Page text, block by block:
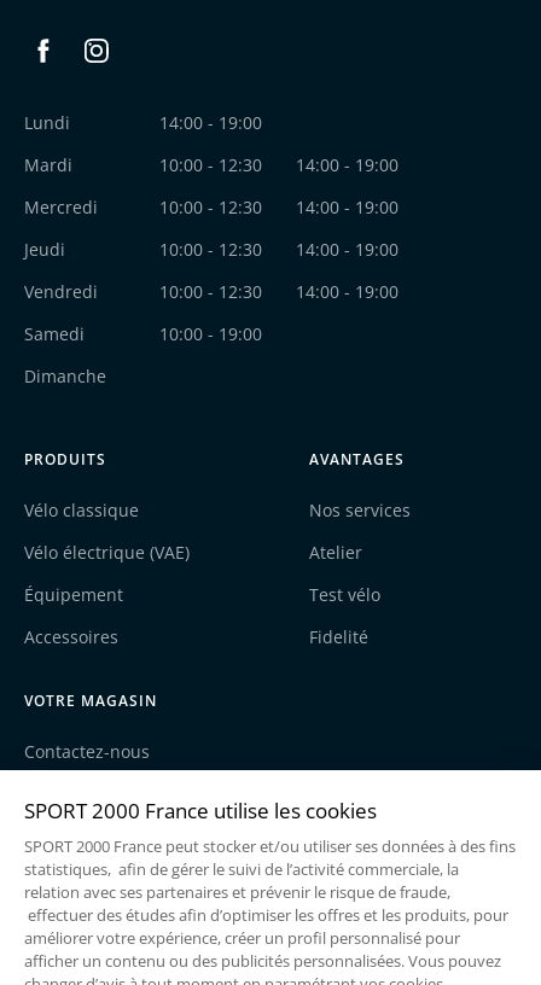
Lundi
14:00 - 19:00
Mardi
10:00 - 12:30
14:00 - 19:00
Mercredi
10:00 - 12:30
14:00 - 19:00
Jeudi
10:00 - 12:30
14:00 - 19:00
Vendredi
10:00 - 12:30
14:00 - 19:00
Samedi
10:00 - 19:00
Dimanche
PRODUITS
Vélo classique
Vélo électrique (VAE)
Équipement
Accessoires
AVANTAGES
Nos services
Atelier
Test vélo
Fidelité
VOTRE MAGASIN
Contactez-nous
Recrutement
Une enseigne du groupe Sport2000
Mentions légales
Politique de cookies